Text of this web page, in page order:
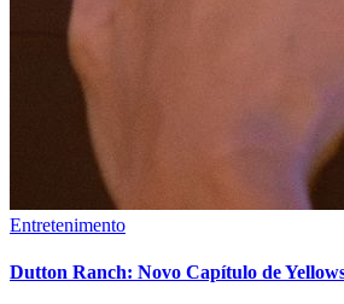
Entretenimento
Dutton Ranch: Novo Capítulo de